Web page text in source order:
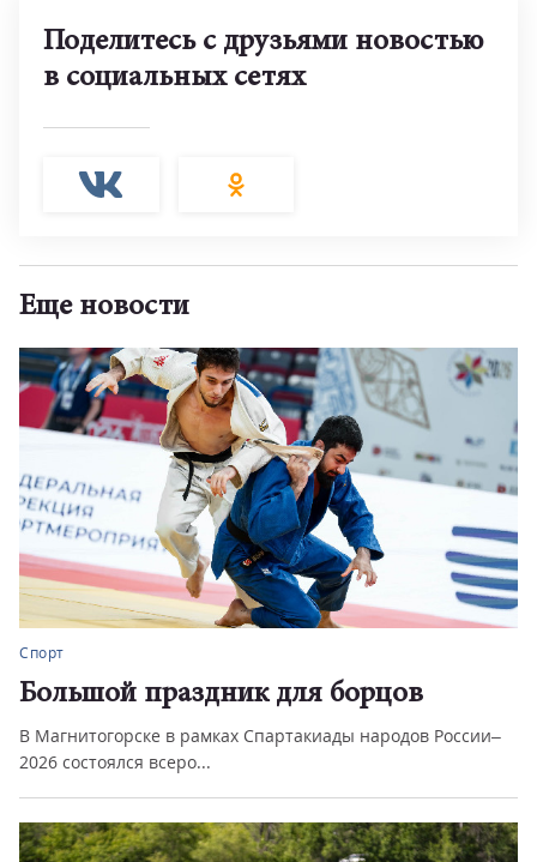
Поделитесь с друзьями новостью
в социальных сетях
Еще новости
Спорт
Большой праздник для борцов
В Магнитогорске в рамках Спартакиады народов России–
2026 состоялся всеро...